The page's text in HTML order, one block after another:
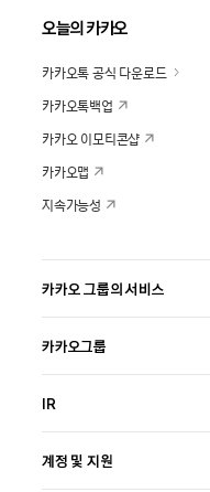
오늘의 카카오
카카오톡 공식 다운로드
카카오톡백업
카카오 이모티콘샵
카카오맵
지속가능성
카카오 그룹의 서비스
카카오그룹
IR
계정 및 지원